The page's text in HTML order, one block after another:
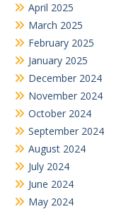
April 2025
March 2025
February 2025
January 2025
December 2024
November 2024
October 2024
September 2024
August 2024
July 2024
June 2024
May 2024